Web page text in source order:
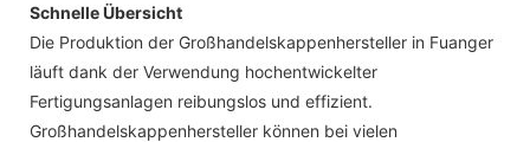
Schnelle Übersicht
Die Produktion der Großhandelskappenhersteller in Fuanger
läuft dank der Verwendung hochentwickelter
Fertigungsanlagen reibungslos und effizient.
Großhandelskappenhersteller können bei vielen